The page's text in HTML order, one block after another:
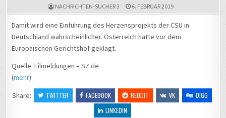
NACHRICHTEN-SUCHER 3 6. FEBRUAR 2019
Damit wird eine Einführung des Herzensprojekts der CSU in
Deutschland wahrscheinlicher. Österreich hatte vor dem
Europäischen Gerichtshof geklagt.
Quelle: Eilmeldungen – SZ.de
(mehr)
Share:
TWITTER FACEBOOK REDDIT VK
DIGG
LINKEDIN